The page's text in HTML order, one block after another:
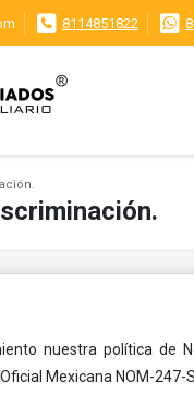
8114851822
nuestra política de
Mexicana NOM-247-